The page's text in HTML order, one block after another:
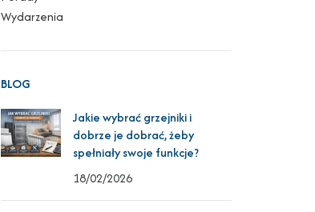
Wydarzenia
BLOG
Jakie wybrać grzejniki i
dobrze je dobrać, żeby
spełniały swoje funkcje?
18/02/2026